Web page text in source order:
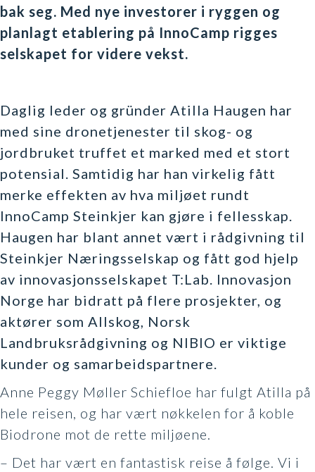
bak seg. Med nye investorer i ryggen og
planlagt etablering på InnoCamp rigges
selskapet for videre vekst.
Daglig leder og gründer Atilla Haugen har
med sine dronetjenester til skog- og
jordbruket truffet et marked med et stort
potensial. Samtidig har han virkelig fått
merke effekten av hva miljøet rundt
InnoCamp Steinkjer kan gjøre i fellesskap.
Haugen har blant annet vært i rådgivning til
Steinkjer Næringsselskap og fått god hjelp
av innovasjonsselskapet T:Lab. Innovasjon
Norge har bidratt på flere prosjekter, og
aktører som Allskog, Norsk
Landbruksrådgivning og NIBIO er viktige
kunder og samarbeidspartnere.
Anne Peggy Møller Schiefloe har fulgt Atilla på
hele reisen, og har vært nøkkelen for å koble
Biodrone mot de rette miljøene.
– Det har vært en fantastisk reise å følge. Vi i